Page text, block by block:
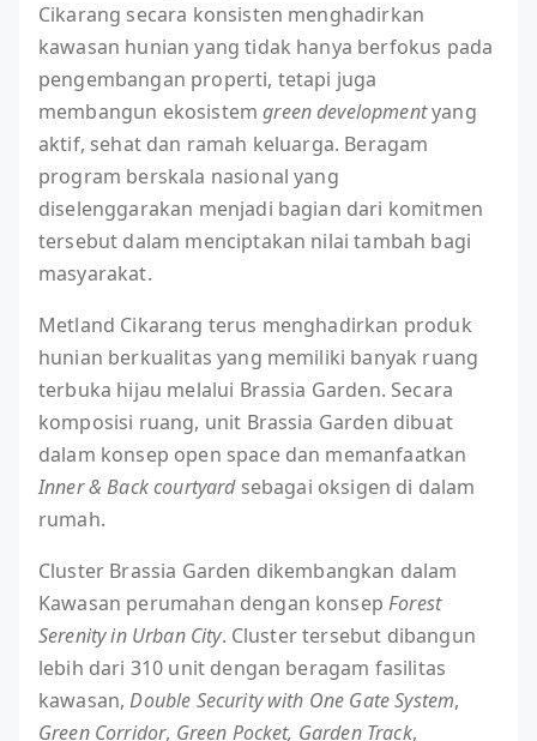
Cikarang secara konsisten menghadirkan
kawasan hunian yang tidak hanya berfokus pada
pengembangan properti, tetapi juga
membangun ekosistemgreen developmentyang
aktif, sehat dan ramah keluarga. Beragam
program berskala nasional yang
diselenggarakan menjadi bagian dari komitmen
tersebut dalam menciptakan nilai tambah bagi
masyarakat.
Metland Cikarang terus menghadirkan produk
hunian berkualitas yang memiliki banyak ruang
terbuka hijau melalui Brassia Garden. Secara
komposisi ruang, unit Brassia Garden dibuat
dalam konsep open space dan memanfaatkan
Inner & Back courtyardsebagai oksigen di dalam
rumah.
Cluster Brassia Garden dikembangkan dalam
Kawasan perumahan dengan konsepForest
Serenity in Urban City. Cluster tersebut dibangun
lebih dari 310 unit dengan beragam fasilitas
kawasan,Double Security with One Gate System,
Green Corridor, Green Pocket, Garden Track,